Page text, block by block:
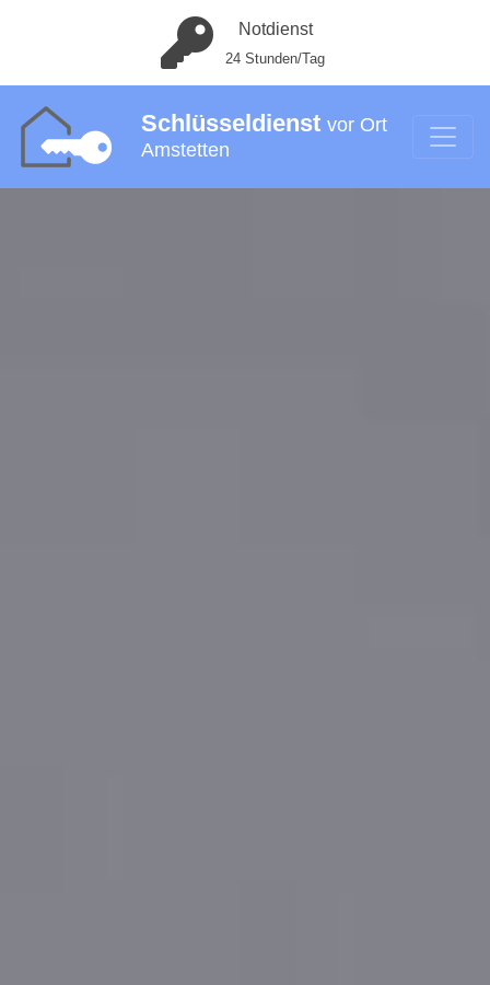
Notdienst
24 Stunden/Tag
Schlüsseldienst vor Ort
Amstetten